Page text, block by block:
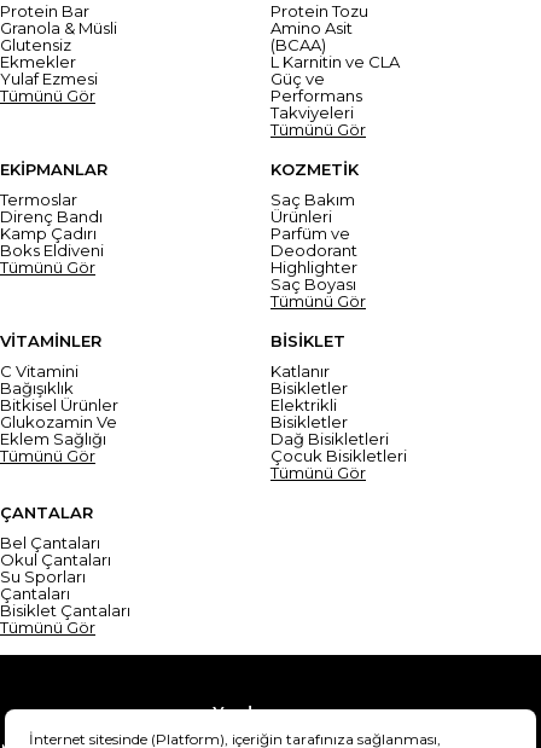
Protein Bar
Granola & Müsli
Glutensiz
Ekmekler
Yulaf Ezmesi
Tümünü Gör
Protein Tozu
Amino Asit
(BCAA)
L Karnitin ve CLA
Güç ve
Performans
Takviyeleri
Tümünü Gör
EKİPMANLAR
Termoslar
Direnç Bandı
Kamp Çadırı
Boks Eldiveni
Tümünü Gör
KOZMETİK
Saç Bakım
Ürünleri
Parfüm ve
Deodorant
Highlighter
Saç Boyası
Tümünü Gör
VİTAMİNLER
C Vitamini
Bağışıklık
Bitkisel Ürünler
Glukozamin Ve
Eklem Sağlığı
Tümünü Gör
BİSİKLET
Katlanır
Bisikletler
Elektrikli
Bisikletler
Dağ Bisikletleri
Çocuk Bisikletleri
Tümünü Gör
ÇANTALAR
Bel Çantaları
Okul Çantaları
Su Sporları
Çantaları
Bisiklet Çantaları
Tümünü Gör
Yardım